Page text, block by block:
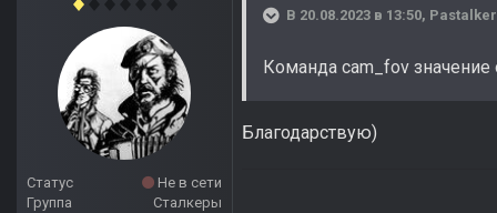
Статус
Не в сети
Группа
Сталкеры
В 20.08.2023 в 13:50,
Команда cam_fov значение
Благодарствую)